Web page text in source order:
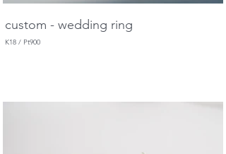
custom - wedding ring
K18 / Pt900